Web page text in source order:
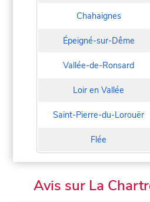
Chahaignes
Épeigné-sur-Dême
Vallée-de-Ronsard
Loir en Vallée
Saint-Pierre-du-Lorouër
Flée
Avis sur La